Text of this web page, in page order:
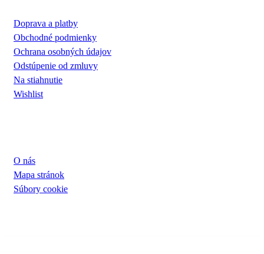
Doprava a platby
Obchodné podmienky
Ochrana osobných údajov
Odstúpenie od zmluvy
Na stiahnutie
Wishlist
O nás
Mapa stránok
Súbory cookie